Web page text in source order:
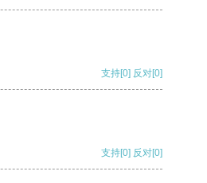
支持[0] 反对[0]
支持[0] 反对[0]